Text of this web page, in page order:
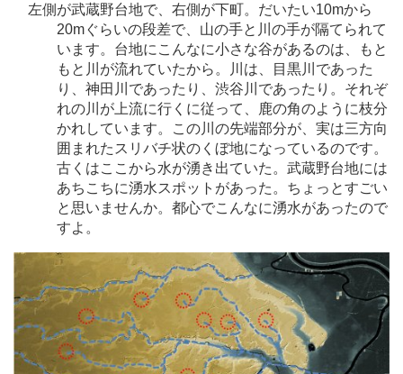
左側が武蔵野台地で、右側が下町。だいたい10mから
20mぐらいの段差で、山の手と川の手が隔てられて
います。台地にこんなに小さな谷があるのは、もと
もと川が流れていたから。川は、目黒川であった
り、神田川であったり、渋谷川であったり。それぞ
れの川が上流に行くに従って、鹿の角のように枝分
かれしています。この川の先端部分が、実は三方向
囲まれたスリバチ状のくぼ地になっているのです。
古くはここから水が湧き出ていた。武蔵野台地には
あちこちに湧水スポットがあった。ちょっとすごい
と思いませんか。都心でこんなに湧水があったので
すよ。